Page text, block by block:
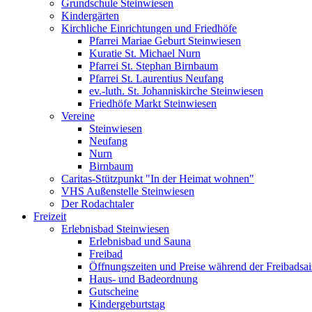
Grundschule Steinwiesen
Kindergärten
Kirchliche Einrichtungen und Friedhöfe
Pfarrei Mariae Geburt Steinwiesen
Kuratie St. Michael Nurn
Pfarrei St. Stephan Birnbaum
Pfarrei St. Laurentius Neufang
ev.-luth. St. Johanniskirche Steinwiesen
Friedhöfe Markt Steinwiesen
Vereine
Steinwiesen
Neufang
Nurn
Birnbaum
Caritas-Stützpunkt "In der Heimat wohnen"
VHS Außenstelle Steinwiesen
Der Rodachtaler
Freizeit
Erlebnisbad Steinwiesen
Erlebnisbad und Sauna
Freibad
Öffnungszeiten und Preise während der
Haus- und Badeordnung
Gutscheine
Kindergeburtstag